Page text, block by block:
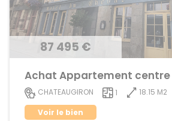
87 495 €
CHATEAUGIRON 1
18.15 M2
Voir le bien